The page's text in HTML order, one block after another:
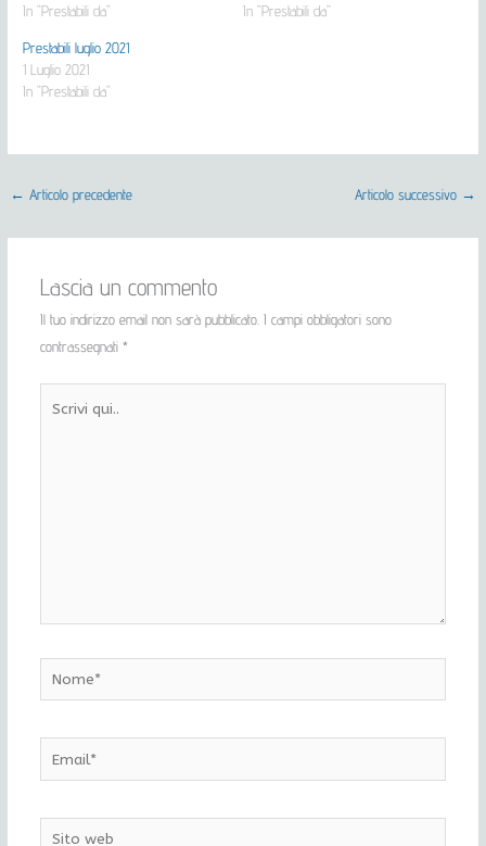
In "Prestabili da"
In "Prestabili da"
Prestabili luglio 2021
1 Luglio 2021
In "Prestabili da"
← Articolo precedente Articolo successivo →
Lascia un commento
Il tuo indirizzo email non sarà pubblicato. I campi obbligatori sono
contrassegnati *